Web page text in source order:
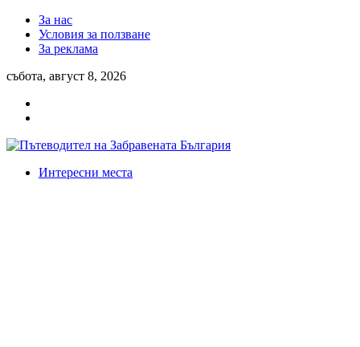
За нас
Условия за ползване
За реклама
събота, август 8, 2026
Интересни места